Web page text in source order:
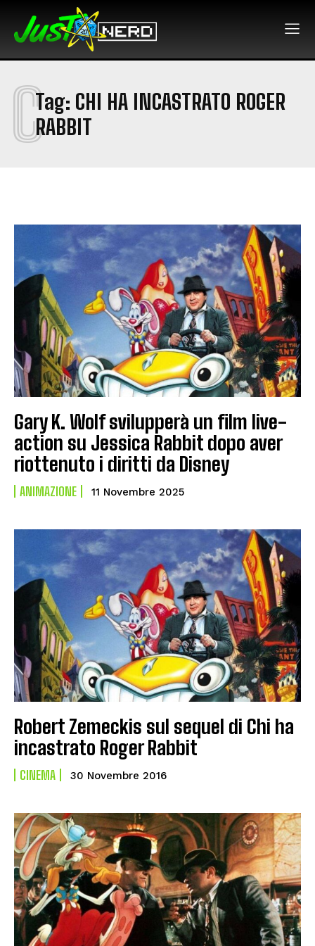
Tag: CHI HA INCASTRATO ROGER
RABBIT
C
Gary K. Wolf svilupperà un film live-
action su Jessica Rabbit dopo aver
riottenuto i diritti da Disney
ANIMAZIONE 11 Novembre 2025
Robert Zemeckis sul sequel di Chi ha
incastrato Roger Rabbit
CINEMA 30 Novembre 2016